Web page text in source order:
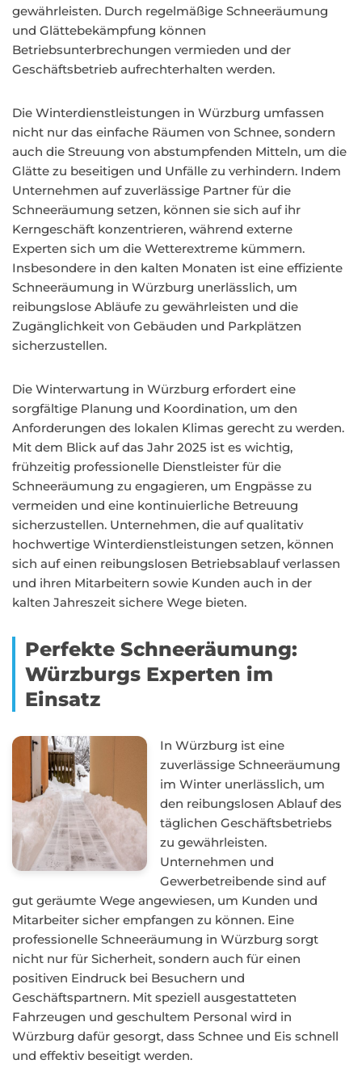
gewährleisten. Durch regelmäßige Schneeräumung
und Glättebekämpfung können
Betriebsunterbrechungen vermieden und der
Geschäftsbetrieb aufrechterhalten werden.
Die Winterdienstleistungen in Würzburg umfassen
nicht nur das einfache Räumen von Schnee, sondern
auch die Streuung von abstumpfenden Mitteln, um die
Glätte zu beseitigen und Unfälle zu verhindern. Indem
Unternehmen auf zuverlässige Partner für die
Schneeräumung setzen, können sie sich auf ihr
Kerngeschäft konzentrieren, während externe
Experten sich um die Wetterextreme kümmern.
Insbesondere in den kalten Monaten ist eine effiziente
Schneeräumung in Würzburg unerlässlich, um
reibungslose Abläufe zu gewährleisten und die
Zugänglichkeit von Gebäuden und Parkplätzen
sicherzustellen.
Die Winterwartung in Würzburg erfordert eine
sorgfältige Planung und Koordination, um den
Anforderungen des lokalen Klimas gerecht zu werden.
Mit dem Blick auf das Jahr 2025 ist es wichtig,
frühzeitig professionelle Dienstleister für die
Schneeräumung zu engagieren, um Engpässe zu
vermeiden und eine kontinuierliche Betreuung
sicherzustellen. Unternehmen, die auf qualitativ
hochwertige Winterdienstleistungen setzen, können
sich auf einen reibungslosen Betriebsablauf verlassen
und ihren Mitarbeitern sowie Kunden auch in der
kalten Jahreszeit sichere Wege bieten.
Perfekte Schneeräumung:
Würzburgs Experten im
Einsatz
In Würzburg ist eine
zuverlässige Schneeräumung
im Winter unerlässlich, um
den reibungslosen Ablauf des
täglichen Geschäftsbetriebs
zu gewährleisten.
Unternehmen und
Gewerbetreibende sind auf
gut geräumte Wege angewiesen, um Kunden und
Mitarbeiter sicher empfangen zu können. Eine
professionelle Schneeräumung in Würzburg sorgt
nicht nur für Sicherheit, sondern auch für einen
positiven Eindruck bei Besuchern und
Geschäftspartnern. Mit speziell ausgestatteten
Fahrzeugen und geschultem Personal wird in
Würzburg dafür gesorgt, dass Schnee und Eis schnell
und effektiv beseitigt werden.